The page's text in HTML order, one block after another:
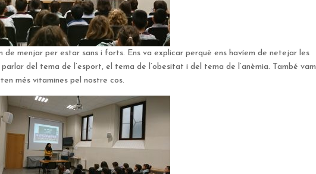
de menjar per estar sans i forts. Ens va explicar perquè ens havíem de netejar les
del tema de l’esport, el tema de l’obesitat i del tema de l’anèmia. També vam
més vitamines pel nostre cos.